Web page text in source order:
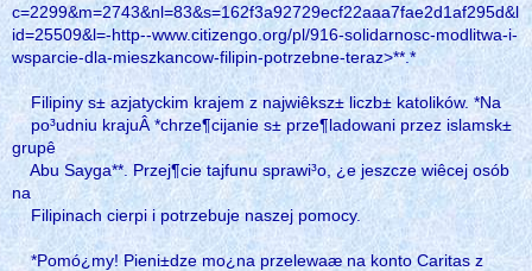
c=2299&m=2743&nl=83&s=162f3a92729ecf22aaa7fae2d1af295d&l
id=25509&l=-http--www.citizengo.org/pl/916-solidarnosc-modlitwa-i-
wsparcie-dla-mieszkancow-filipin-potrzebne-teraz>**.*
Filipiny s± azjatyckim krajem z najwiêksz± liczb± katolików. *Na
po³udniu krajuÂ *chrze¶cijanie s± prze¶ladowani przez islamsk±
grupê
Abu Sayga**. Przej¶cie tajfunu sprawi³o, ¿e jeszcze wiêcej osób
na
Filipinach cierpi i potrzebuje naszej pomocy.
*Pomó¿my! Pieni±dze mo¿na przelewaæ na konto Caritas z